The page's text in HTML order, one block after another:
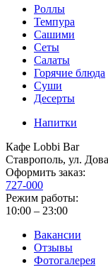
Роллы
Темпура
Сашими
Сеты
Салаты
Горячие блюда
Суши
Десерты
Напитки
Кафе Lobbi Bar
Ставрополь, ул.
Оформить заказ:
727-000
Режим работы:
10:00 – 23:00
Вакансии
Отзывы
Фотогалерея